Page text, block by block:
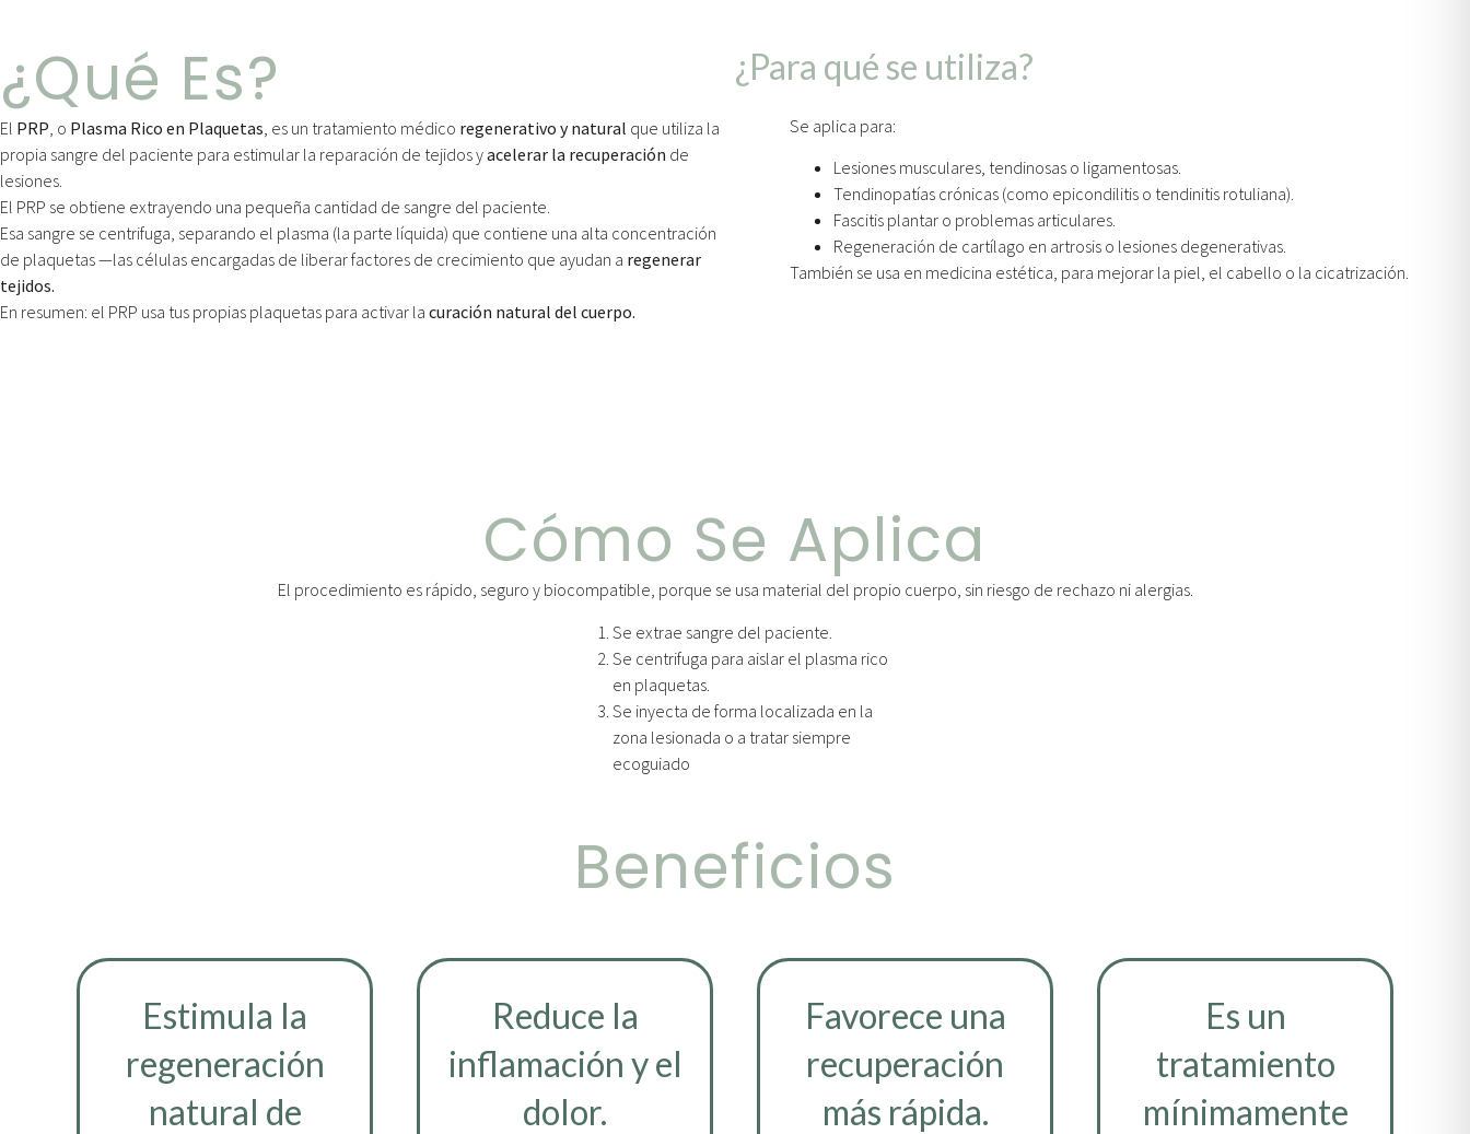
¿Qué Es?
El PRP, o Plasma Rico en Plaquetas, es un tratamiento médico regenerativo y natural que utiliza la
propia sangre del paciente para estimular la reparación de tejidos yacelerar la recuperación de
lesiones.
El PRP se obtiene extrayendo una pequeña cantidad de sangre del paciente.
Esa sangre se centrifuga, separando el plasma (la parte líquida) que contiene una alta concentración
de plaquetas —las células encargadas de liberar factores de crecimiento que ayudan a regenerar
tejidos.
En resumen: el PRP usa tus propias plaquetas para activar la curación natural del cuerpo.
¿Para qué se utiliza?
Se aplica para:
Lesiones musculares, tendinosas o ligamentosas.
Tendinopatías crónicas (como epicondilitis o tendinitis rotuliana).
Fascitis plantar o problemas articulares.
Regeneración de cartílago en artrosis o lesiones degenerativas.
También se usa en medicina estética, para mejorar la piel, el cabello o la cicatrización.
Cómo Se Aplica
El procedimiento es rápido, seguro y biocompatible, porque se usa material del propio cuerpo, sin riesgo de rechazo ni alergias.
Se extrae sangre del paciente.
Se centrifuga para aislar el plasma rico
en plaquetas.
Se inyecta de forma localizada en la
zona lesionada o a tratar siempre
ecoguiado
Beneficios
Estimula la
regeneración
natural de
Reduce la
inflamación y el
dolor.
Favorece una
recuperación
más rápida.
Es un
tratamiento
mínimamente